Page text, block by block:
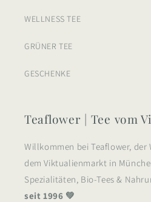
WELLNESS TEE
GRÜNER TEE
GESCHENKE
Teaflower | Tee vom
Willkommen bei Teaflower, der
dem Viktualienmarkt in
Spezialitäten, Bio-Tees &
seit 1996 💚